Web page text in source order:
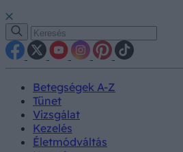
Betegségek A-Z
Tünet
Vizsgálat
Kezelés
Életmódváltás